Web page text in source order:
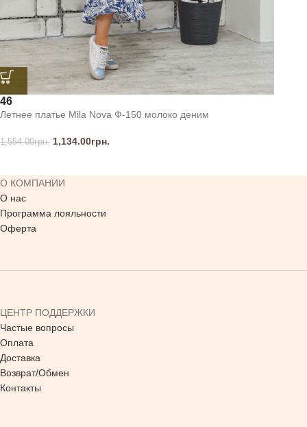
46
Летнее платье Mila Nova Ф-150 молоко деним
1,554.00грн. 1,134.00грн.
О КОМПАНИИ
О нас
Программа лояльности
Оферта
ЦЕНТР ПОДДЕРЖКИ
Частые вопросы
Оплата
Доставка
Возврат/Обмен
Контакты